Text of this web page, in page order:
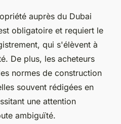
auprès du Dubai
obligatoire et requiert le
qui s'élèvent à
De plus, les acheteurs
normes de construction
souvent rédigées en
une attention
ambiguïté.